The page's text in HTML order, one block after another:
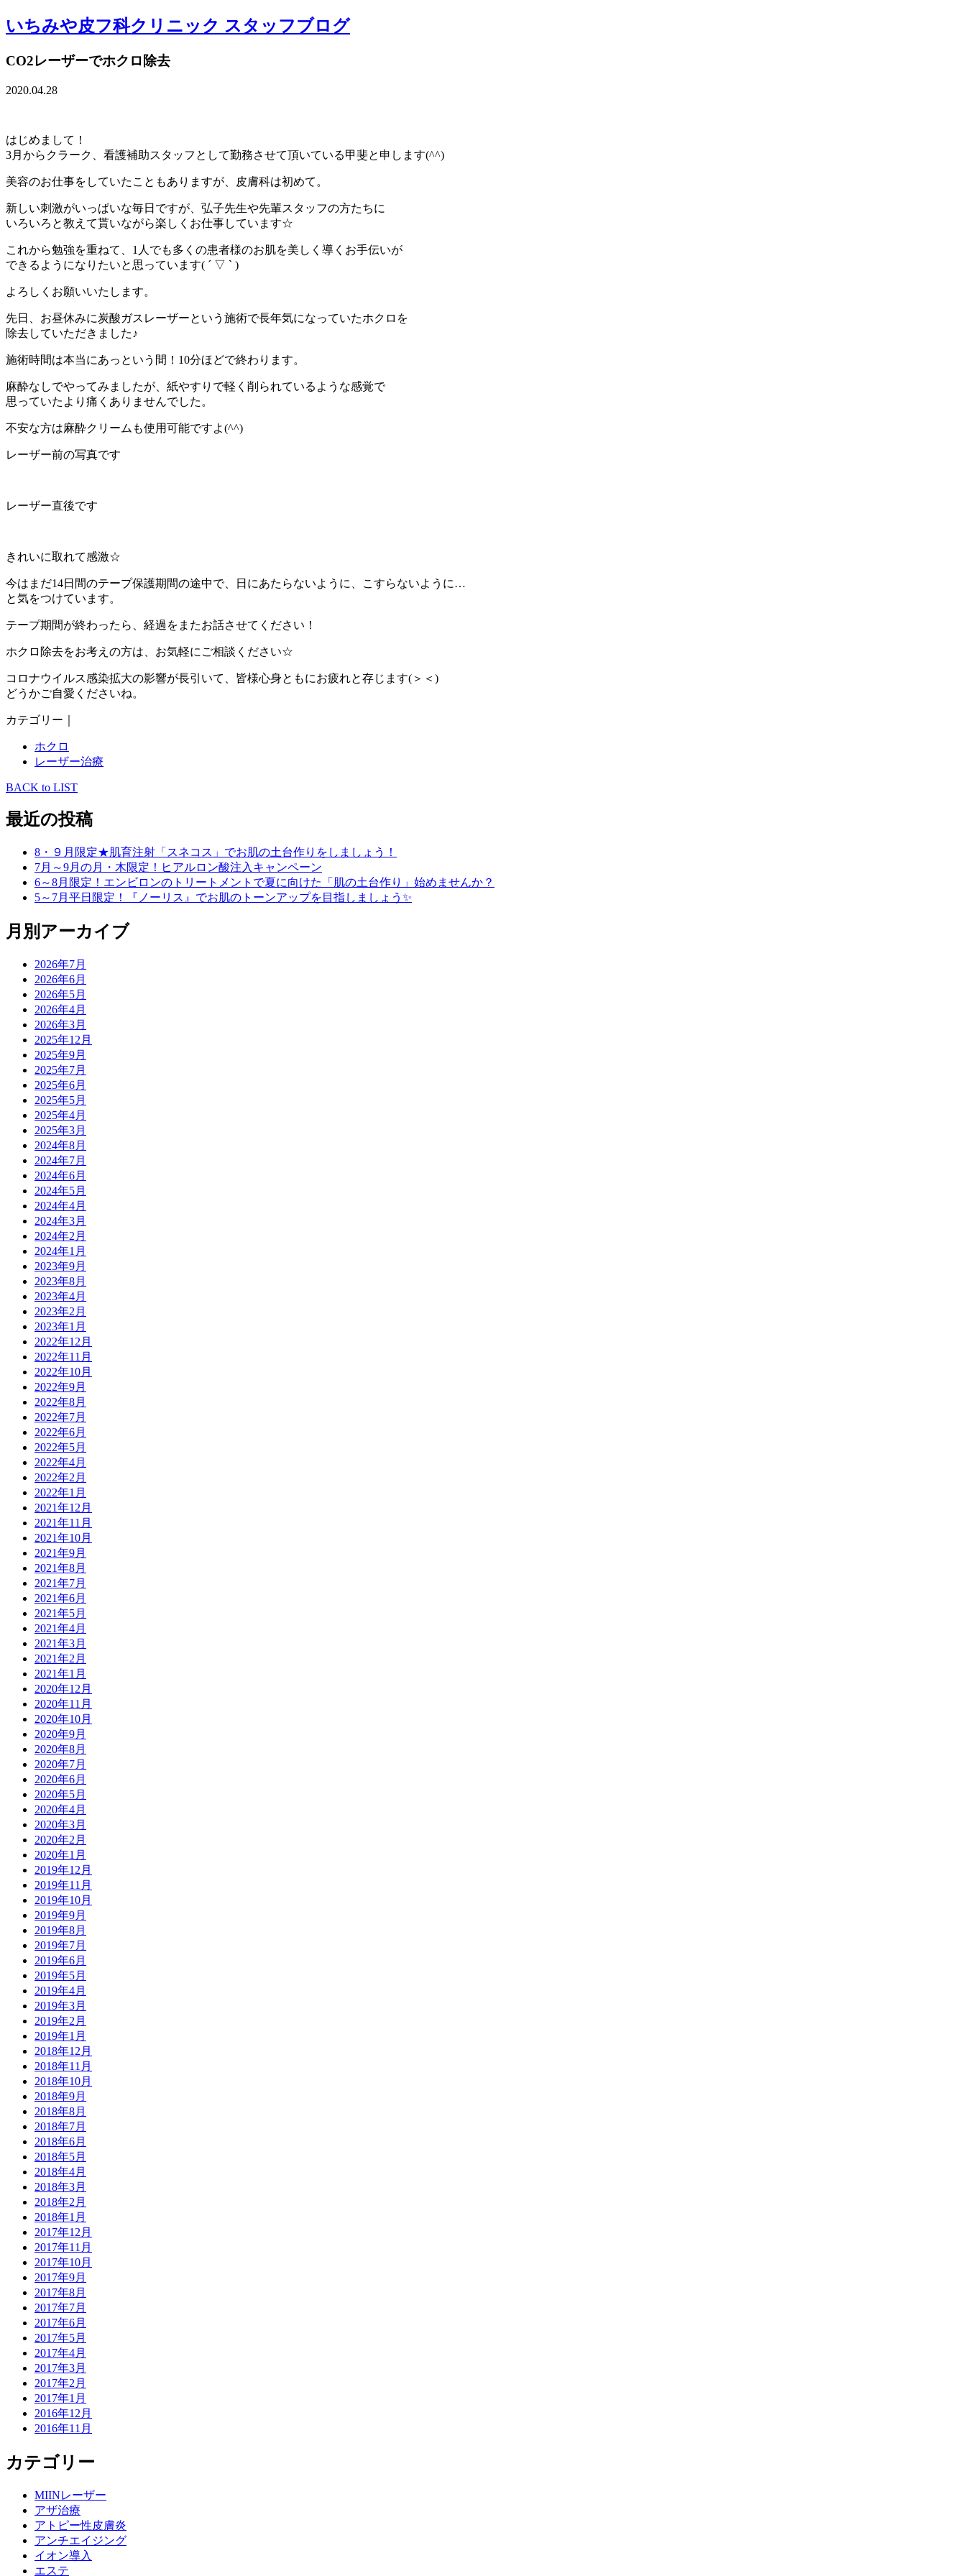
いちみや皮フ科クリニック スタッフブログ
CO2レーザーでホクロ除去
2020.04.28
はじめまして！
3月からクラーク、看護補助スタッフとして勤務させて頂いている甲斐と申します(^^)
美容のお仕事をしていたこともありますが、皮膚科は初めて。
新しい刺激がいっぱいな毎日ですが、弘子先生や先輩スタッフの方たちに
いろいろと教えて貰いながら楽しくお仕事しています☆
これから勉強を重ねて、1人でも多くの患者様のお肌を美しく導くお手伝いが
できるようになりたいと思っています( ´ ▽ ` )
よろしくお願いいたします。
先日、お昼休みに炭酸ガスレーザーという施術で長年気になっていたホクロを
除去していただきました♪
施術時間は本当にあっという間！10分ほどで終わります。
麻酔なしでやってみましたが、紙やすりで軽く削られているような感覚で
思っていたより痛くありませんでした。
不安な方は麻酔クリームも使用可能ですよ(^^)
レーザー前の写真です
レーザー直後です
きれいに取れて感激☆
今はまだ14日間のテープ保護期間の途中で、日にあたらないように、こすらないように…
と気をつけています。
テープ期間が終わったら、経過をまたお話させてください！
ホクロ除去をお考えの方は、お気軽にご相談ください☆
コロナウイルス感染拡大の影響が長引いて、皆様心身ともにお疲れと存じます(＞＜)
どうかご自愛くださいね。
カテゴリー｜
ホクロ
レーザー治療
BACK to LIST
最近の投稿
8・９月限定★肌育注射「スネコス」でお肌の土台作りをしましょう！
7月～9月の月・木限定！ヒアルロン酸注入キャンペーン
6～8月限定！エンビロンのトリートメントで夏に向けた「肌の土台作り」始めませんか？
5～7月平日限定！『ノーリス』でお肌のトーンアップを目指しましょう✨
月別アーカイブ
2026年7月
2026年6月
2026年5月
2026年4月
2026年3月
2025年12月
2025年9月
2025年7月
2025年6月
2025年5月
2025年4月
2025年3月
2024年8月
2024年7月
2024年6月
2024年5月
2024年4月
2024年3月
2024年2月
2024年1月
2023年9月
2023年8月
2023年4月
2023年2月
2023年1月
2022年12月
2022年11月
2022年10月
2022年9月
2022年8月
2022年7月
2022年6月
2022年5月
2022年4月
2022年2月
2022年1月
2021年12月
2021年11月
2021年10月
2021年9月
2021年8月
2021年7月
2021年6月
2021年5月
2021年4月
2021年3月
2021年2月
2021年1月
2020年12月
2020年11月
2020年10月
2020年9月
2020年8月
2020年7月
2020年6月
2020年5月
2020年4月
2020年3月
2020年2月
2020年1月
2019年12月
2019年11月
2019年10月
2019年9月
2019年8月
2019年7月
2019年6月
2019年5月
2019年4月
2019年3月
2019年2月
2019年1月
2018年12月
2018年11月
2018年10月
2018年9月
2018年8月
2018年7月
2018年6月
2018年5月
2018年4月
2018年3月
2018年2月
2018年1月
2017年12月
2017年11月
2017年10月
2017年9月
2017年8月
2017年7月
2017年6月
2017年5月
2017年4月
2017年3月
2017年2月
2017年1月
2016年12月
2016年11月
カテゴリー
MIINレーザー
アザ治療
アトピー性皮膚炎
アンチエイジング
イオン導入
エステ